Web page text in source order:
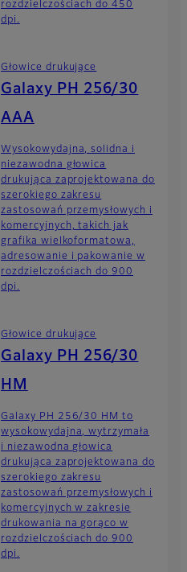
rozdzielczościach do 450
dpi.
Głowice drukujące
Galaxy PH 256/30
AAA
Wysokowydajna, solidna i
niezawodna głowica
drukująca zaprojektowana do
szerokiego zakresu
zastosowań przemysłowych i
komercyjnych, takich jak
grafika wielkoformatowa,
adresowanie i pakowanie w
rozdzielczościach do 900
dpi.
Głowice drukujące
Galaxy PH 256/30
HM
Galaxy PH 256/30 HM to
wysokowydajna, wytrzymała
i niezawodna głowica
drukująca zaprojektowana do
szerokiego zakresu
zastosowań przemysłowych i
komercyjnych w zakresie
drukowania na gorąco w
rozdzielczościach do 900
dpi.